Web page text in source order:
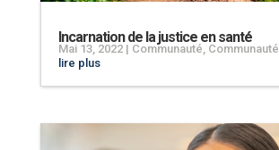
Incarnation de la justice en santé
Mai 13, 2022| Communauté Communauté
lire plus